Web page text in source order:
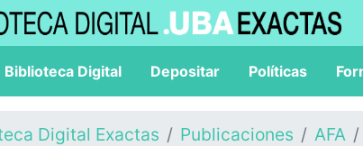
Biblioteca Digital Depositar Políticas
Digital Exactas Publicaciones AFA